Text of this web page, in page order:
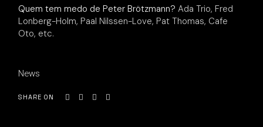
Quem tem medo de Peter Brötzmann? Ada Trio, Fred
Lonberg-Holm, Paal Nilssen-Love, Pat Thomas, Cafe
Oto, etc.
News
SHARE ON